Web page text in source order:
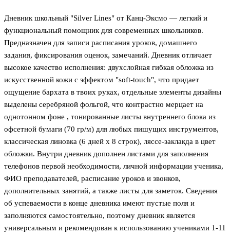
Дневник школьный "Silver Lines" от Канц-Эксмо — легкий и
функциональный помощник для современных школьников.
Предназначен для записи расписания уроков, домашнего
задания, фиксирования оценок, замечаний. Дневник отличает
высокое качество исполнения: двухслойная гибкая обложка из
искусственной кожи с эффектом "soft-touch", что придает
ощущение бархата в твоих руках, отдельные элементы дизайны
выделены серебряной фольгой, что контрастно мерцает на
однотонном фоне , тонированные листы внутреннего блока из
офсетной бумаги (70 гр/м) для любых пишущих инструментов,
классическая линовка (6 дней х 8 строк), ляссе-заклакда в цвет
обложки. Внутри дневник дополнен листами для заполнения
телефонов первой необходимости, личной информации ученика,
ФИО преподавателей, расписание уроков и звонков,
дополнительных занятий, а также листы для заметок. Сведения
об успеваемости в конце дневника имеют пустые поля и
заполняются самостоятельно, поэтому дневник является
универсальным и рекомендован к использованию учениками 1-11